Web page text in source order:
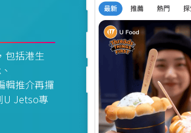
包括港生
輯推介再攞
U Jetso專